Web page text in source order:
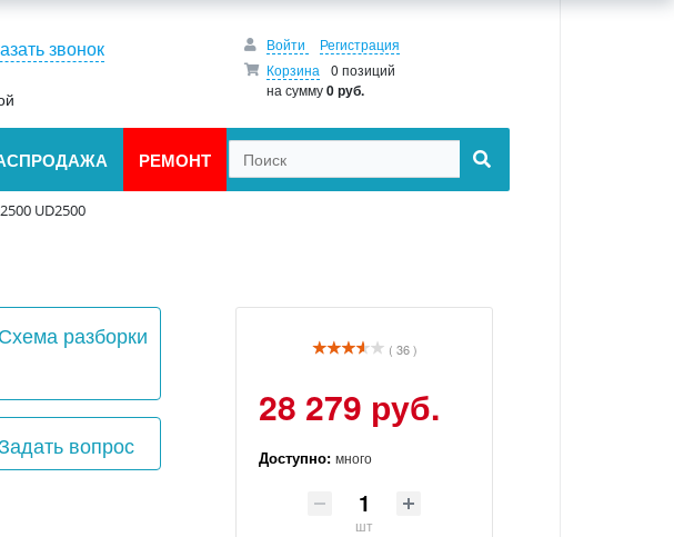
звонок Войти
Регистрация
Корзина
0 позиций
на сумму0 руб.
РЕМОНТ
UD2500
Схема разборки
вопрос
( 36 )
28 279 руб.
Доступно: много
шт